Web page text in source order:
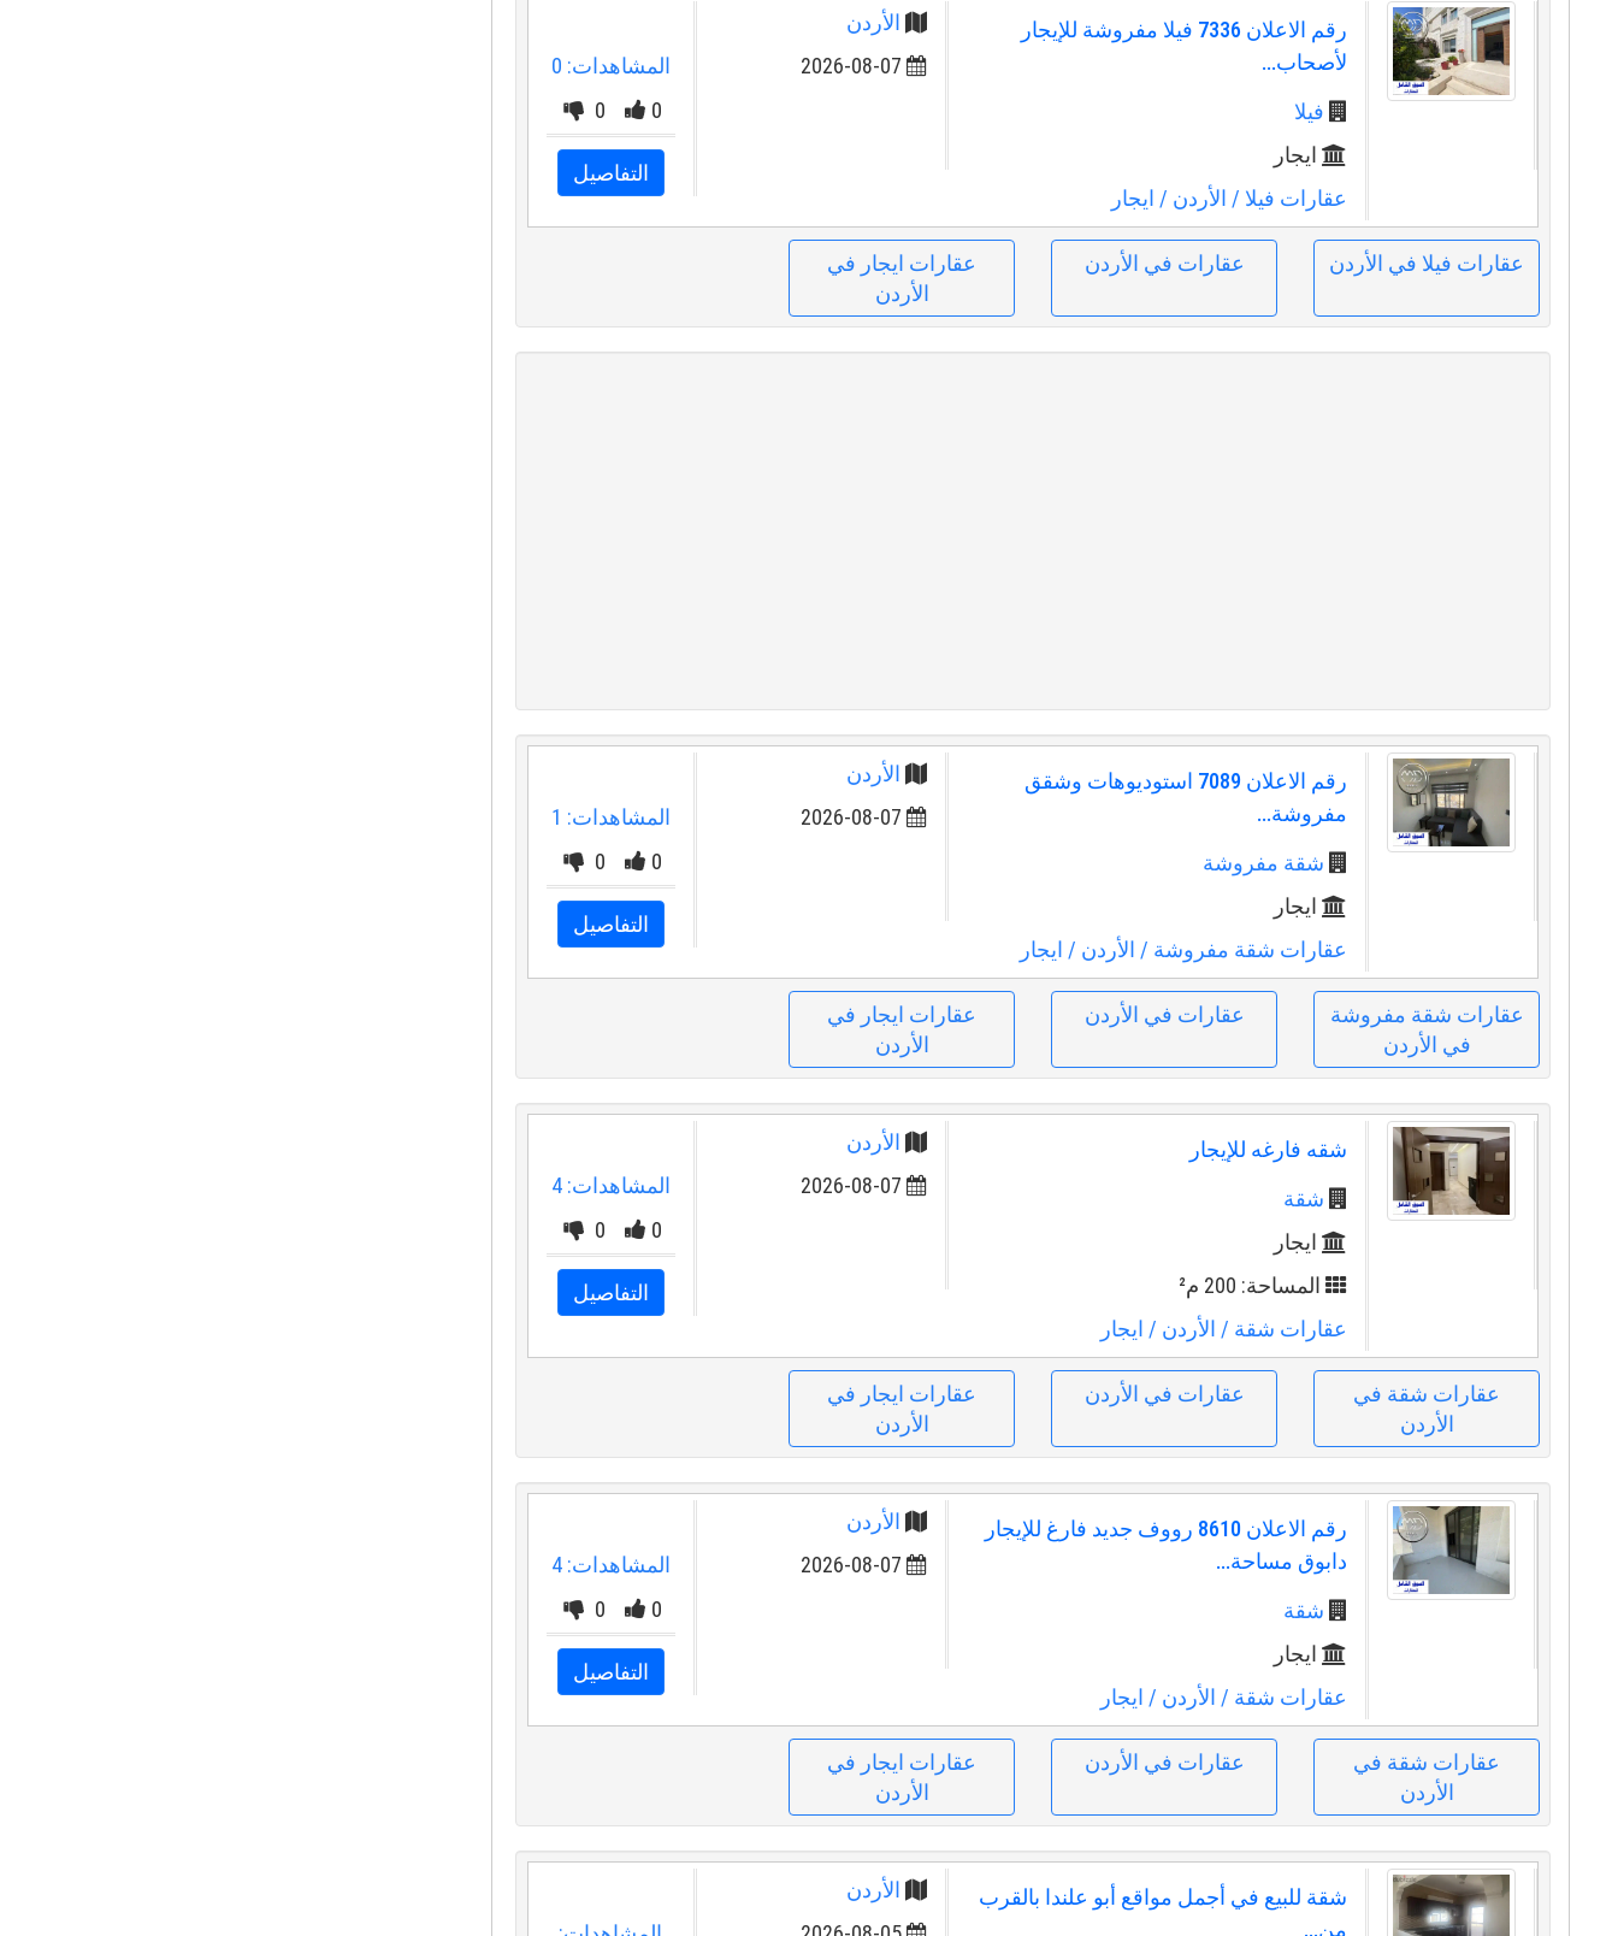
رقم الاعلان 7336 فيلا مفروشة للإيجار
لأصحاب...
فيلا
ايجار
عقارات فيلا / الأردن / ايجار
الأردن
2026-08-07
المشاهدات: 0
0
0
التفاصيل
عقارات فيلا في الأردن عقارات في الأردن
عقارات ايجار في
الأردن
رقم الاعلان 7089 استوديوهات وشقق
مفروشة...
شقة مفروشة
ايجار
عقارات شقة مفروشة / الأردن / ايجار
الأردن
2026-08-07
المشاهدات: 1
0
0
التفاصيل
عقارات شقة مفروشة
في الأردن
عقارات في الأردن
عقارات ايجار في
الأردن
شقه فارغه للإيجار
شقة
ايجار
المساحة: 200 م²
عقارات شقة / الأردن / ايجار
الأردن
2026-08-07
المشاهدات: 4
0
0
التفاصيل
عقارات شقة في
الأردن
عقارات في الأردن
عقارات ايجار في
الأردن
رقم الاعلان 8610 رووف جديد فارغ للإيجار
دابوق مساحة...
شقة
ايجار
عقارات شقة / الأردن / ايجار
الأردن
2026-08-07
المشاهدات: 4
0
0
التفاصيل
عقارات شقة في
الأردن
عقارات في الأردن
عقارات ايجار في
الأردن
شقة للبيع في أجمل مواقع أبو علندا بالقرب
من...
الأردن